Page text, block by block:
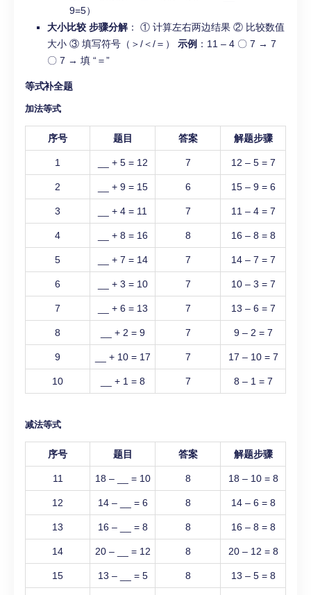
9=5）
大小比较 步骤分解： ① 计算左右两边结果 ② 比较数值
大小 ③ 填写符号（＞/＜/＝） 示例 ：11 – 4 〇 7 → 7
〇 7 → 填 “＝”
等式补全题
加法等式
序号 题目 答案 解题步骤
1 __ + 5 = 12 7 12 – 5 = 7
2 __ + 9 = 15 6 15 – 9 = 6
3 __ + 4 = 11 7 11 – 4 = 7
4 __ + 8 = 16 8 16 – 8 = 8
5 __ + 7 = 14 7 14 – 7 = 7
6 __ + 3 = 10 7 10 – 3 = 7
7 __ + 6 = 13 7 13 – 6 = 7
8 __ + 2 = 9 7 9 – 2 = 7
9 __ + 10 = 17 7 17 – 10 = 7
10 __ + 1 = 8 7 8 – 1 = 7
减法等式
序号 题目 答案 解题步骤
11 18 – __ = 10 8 18 – 10 = 8
12 14 – __ = 6 8 14 – 6 = 8
13 16 – __ = 8 8 16 – 8 = 8
14 20 – __ = 12 8 20 – 12 = 8
15 13 – __ = 5 8 13 – 5 = 8